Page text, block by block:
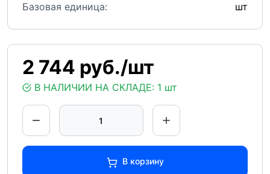
2 744 руб./шт
В НАЛИЧИИ НА СКЛАДЕ: 1 шт
В корзину
Базовая единица:
шт